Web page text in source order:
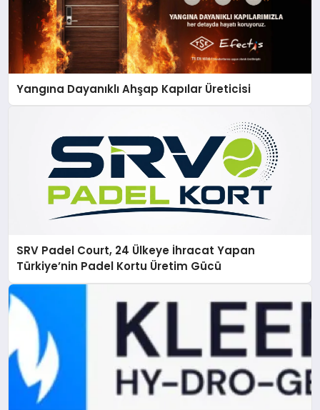
Yangına Dayanıklı Ahşap Kapılar Üreticisi
SRV Padel Court, 24 Ülkeye İhracat Yapan
Türkiye’nin Padel Kortu Üretim Gücü